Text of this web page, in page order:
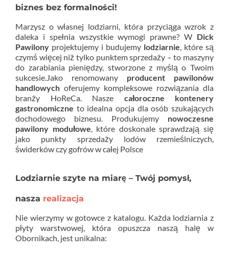
biznes bez formalności!
Marzysz o własnej lodziarni, która przyciąga wzrok z
daleka i spełnia wszystkie wymogi prawne? W Dick
Pawilony projektujemy i budujemy lodziarnie, które są
czymś więcej niż tylko punktem sprzedaży – to maszyny
do zarabiania pieniędzy, stworzone z myślą o Twoim
sukcesie.Jako renomowany producent pawilonów
handlowych oferujemy kompleksowe rozwiązania dla
branży HoReCa. Nasze całoroczne kontenery
gastronomiczne to idealna opcja dla osób szukających
dochodowego biznesu. Produkujemy nowoczesne
pawilony modułowe, które doskonale sprawdzają się
jako punkty sprzedaży lodów rzemieślniczych,
świderków czy gofrów w całej Polsce
Lodziarnie szyte na miarę – Twój pomysł,
nasza realizacja
Nie wierzymy w gotowce z katalogu. Każda lodziarnia z
płyty warstwowej, która opuszcza naszą halę w
Obornikach, jest unikalna: